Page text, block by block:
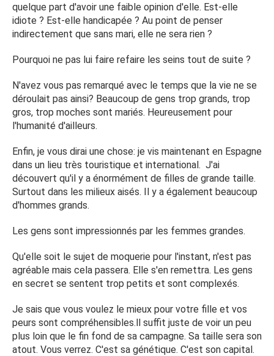
quelque part d'avoir une faible opinion d'elle. Est-elle
idiote ? Est-elle handicapée ? Au point de penser
indirectement que sans mari, elle ne sera rien ?
Pourquoi ne pas lui faire refaire les seins tout de suite ?
N'avez vous pas remarqué avec le temps que la vie ne se
déroulait pas ainsi? Beaucoup de gens trop grands, trop
gros, trop moches sont mariés. Heureusement pour
l'humanité d'ailleurs.
Enfin, je vous dirai une chose: je vis maintenant en Espagne
dans un lieu très touristique et international. J'ai
découvert qu'il y a énormément de filles de grande taille.
Surtout dans les milieux aisés. Il y a également beaucoup
d'hommes grands.
Les gens sont impressionnés par les femmes grandes.
Qu'elle soit le sujet de moquerie pour l'instant, n'est pas
agréable mais cela passera. Elle s'en remettra. Les gens
en secret se sentent trop petits et sont complexés.
Je sais que vous voulez le mieux pour votre fille et vos
peurs sont compréhensibles.ll suffit juste de voir un peu
plus loin que le fin fond de sa campagne. Sa taille sera son
atout. Vous verrez. C'est sa génétique. C'est son capital.